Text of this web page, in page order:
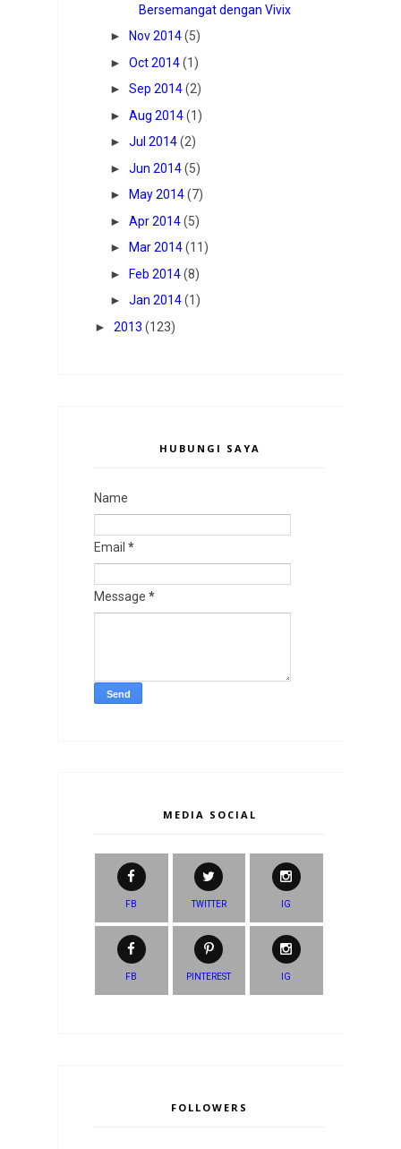
Bersemangat dengan Vivix
►
Nov 2014 (5)
► Oct 2014 (1)
► Sep 2014 (2)
► Aug 2014 (1)
► Jul 2014 (2)
► Jun 2014 (5)
►
May 2014 (7)
► Apr 2014 (5)
►
Mar 2014 (11)
►
Feb 2014 (8)
► Jan 2014 (1)
► 2013 (123)
HUBUNGI SAYA
Name
Email *
Message *
MEDIA SOCIAL
FB TWITTER IG
FB PINTEREST IG
FOLLOWERS